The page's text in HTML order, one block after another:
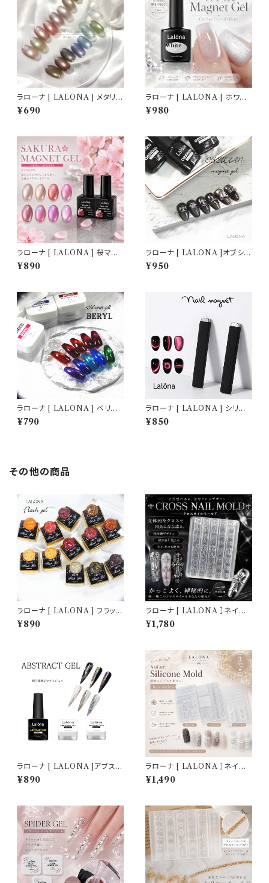
ラローナ [ LALONA ] メタリッ
クマグ ( 全16色から )( 3g ) ジ
ェルネイル/ネイル/セルフネイ
¥690
ラローナ [ LALONA ] ホワイ
トキャットアイジェル ( ホワイト
マグネットジェル )( 7ml ) ジェ
¥980
ラローナ [ LALONA ] 桜マグ
ネットジェル( ポリッシュタイプ )
( 5g ) ジェルネイル/ネイル/セ
¥890
ラローナ [ LALONA ]オブシデ
ィアンマグネットジェル ( ブラッ
クマグネット ) ( 7ml ) ジェルネ
¥950
ラローナ [ LALONA ] ベリル
マグネットジェル ( BERYL )( 3
g ) ジェルネイル/ネイル/セルフ
¥790
ラローナ [ LALONA ] シリコ
ンカバー付きマグネット (1個) 強
力マグネット ジェルネイル マグ
¥850
その他の商品
ラローナ [ LALONA ] フラッシ
ュジェル ( G22 ) ( 3g ) ジェル
ネイル/韓国ネイル/セルフネイ
¥890
ラローナ [ LALONA ］ネイル
シリコンモールド ( クロス＆百
合デザイン ) ジェルネイル/レジ
¥1,780
ラローナ [ LALONA ]アブスト
ラクトジェル ( ベース/ブラック/
ホワイト ) ネイルアート/網目模
¥890
ラローナ [ LALONA ］ネイル
シリコンモールド ( レース柄 / 3
タイプから ) ジェルネイル/レジ
¥1,490